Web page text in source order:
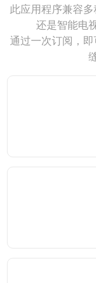
此应用程序兼容
还是智能电
通过一次订阅，